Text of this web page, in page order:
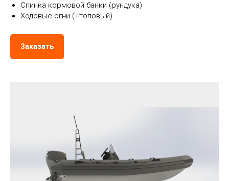
Спинка кормовой банки (рундука)
Ходовые огни (+топовый)
Заказать